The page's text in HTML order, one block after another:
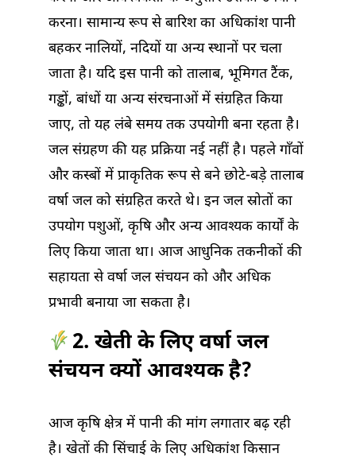
करना। सामान्य रूप से बारिश का अधिकांश पानी
बहकर नालियों, नदियों या अन्य स्थानों पर चला
जाता है। यदि इस पानी को तालाब, भूमिगत टैंक,
गड्ढों, बांधों या अन्य संरचनाओं में संग्रहित किया
जाए, तो यह लंबे समय तक उपयोगी बना रहता है।
जल संग्रहण की यह प्रक्रिया नई नहीं है। पहले गाँवों
और कस्बों में प्राकृतिक रूप से बने छोटे-बड़े तालाब
वर्षा जल को संग्रहित करते थे। इन जल स्रोतों का
उपयोग पशुओं, कृषि और अन्य आवश्यक कार्यों के
लिए किया जाता था। आज आधुनिक तकनीकों की
सहायता से वर्षा जल संचयन को और अधिक
प्रभावी बनाया जा सकता है।
2. खेती के लिए वर्षा जल
संचयन क्यों आवश्यक है?
आज कृषि क्षेत्र में पानी की मांग लगातार बढ़ रही
है। खेतों की सिंचाई के लिए अधिकांश किसान